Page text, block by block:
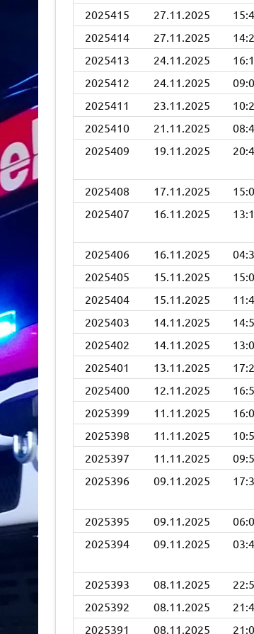
2025415
27.11.2025
2025414
27.11.2025
2025413
24.11.2025
2025412
24.11.2025
2025411
23.11.2025
2025410
21.11.2025
2025409
19.11.2025
2025408
17.11.2025
2025407
16.11.2025
2025406 16.11.2025
2025405
15.11.2025
2025404
15.11.2025
2025403
14.11.2025
2025402
14.11.2025
2025401
13.11.2025
2025400
12.11.2025
2025399
11.11.2025
2025398
11.11.2025
2025397
11.11.2025
2025396
09.11.2025
2025395 09.11.2025
2025394
09.11.2025
2025393 08.11.2025
2025392
08.11.2025
2025391
08.11.2025